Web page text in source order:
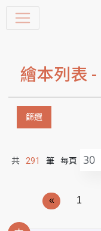
繪本列表 -
篩選
共 291 筆 每頁 30
« 1